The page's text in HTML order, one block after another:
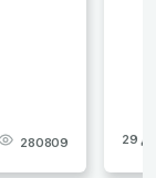
277613